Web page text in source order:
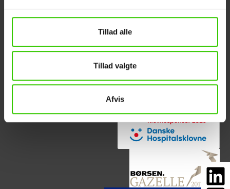
Tillad alle
Tillad valgte
Afvis
Panelbyg ApS
Industriparken 16
Tlf. +45 88 32 17 70
info@panelbyg.dk
Kundeservice
Om PANELBYG
Referencer
Kontakt
ESG-rapport